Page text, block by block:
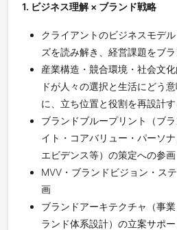
1. ビジネス理解 × ブランド戦略
クライアントのビジネスモデ
ズを読み解き、経営課題をブ
産業構造・競合環境・社会文
ドが人々の選択と生活にどう
に、立ち位置と役割を再設計す
ブランドブループリント（ブ
イト・コアバリュー・パーソ
エビデンス等）の策定への参
MVV・ブランドビジョン・ス
画
ブランドアーキテクチャ（事
ランド体系設計）の立案サポー